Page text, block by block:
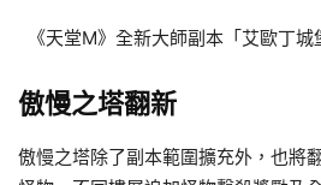
《天堂M》全新大師副本「艾歐丁城
傲慢之塔翻新
傲慢之塔除了副本範圍擴充外，也將